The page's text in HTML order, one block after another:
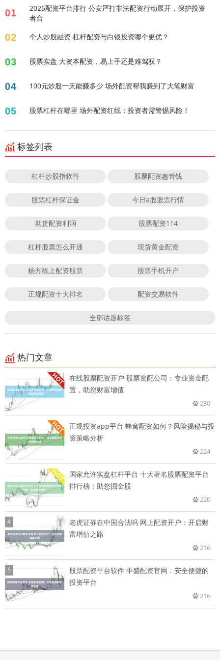
01
2025配资平台排行 公安严打非法配资行动展开，保护投资
者合
02 个人炒股融资 杠杆配资与白银投资哪个更优？
03 股票实盘 大资本配资，易上手还是难驾驭？
04 100元炒股一天能赚多少 场外配资帮我赚到了大笔财富
05 股票杠杆在哪里 场外配资红线：投资者需警惕风险！
标签列表
杠杆炒股指软件 股票配资惠管钱
股票杠杆保证金 今日a股股票行情
期货配资利润 股票配资114
杠杆股票怎么开通 现货黄金配资
杨方线上配资股票 股票手机开户
正规配资十大排名 配资交易软件
全部话题标签
热门文章
在线股票配资开户 股票资配公司：专业资金配
置，助您财富增值
230
正规投资app平台 蜂窝配资如何？风险揭秘与投
资策略分析
224
国家允许实盘杠杆平台 十大著名股票配资平台
排行榜：助您掘金股
220
4
老虎证券在中国合法吗 网上配资开户：开启财
富增值之路
216
5
股票配资平台软件 中盛配资官网：安全便捷的
投资平台
216